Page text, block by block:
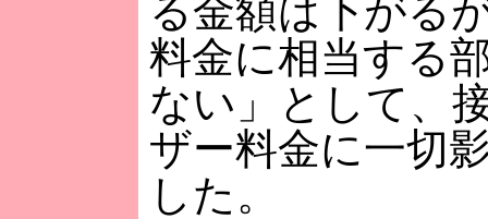
る金額は下がる
料金に相当する
ない」として、
ザー料金に一切
した。